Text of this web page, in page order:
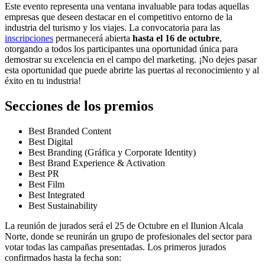
Este evento representa una ventana invaluable para todas aquellas
empresas que deseen destacar en el competitivo entorno de la
industria del turismo y los viajes. La convocatoria para las
inscripciones permanecerá abierta hasta el 16 de octubre,
otorgando a todos los participantes una oportunidad única para
demostrar su excelencia en el campo del marketing. ¡No dejes pasar
esta oportunidad que puede abrirte las puertas al reconocimiento y al
éxito en tu industria!
Secciones de los premios
Best Branded Content
Best Digital
Best Branding (Gráfica y Corporate Identity)
Best Brand Experience & Activation
Best PR
Best Film
Best Integrated
Best Sustainability
La reunión de jurados será el 25 de Octubre en el Ilunion Alcala
Norte, donde se reunirán un grupo de profesionales del sector para
votar todas las campañas presentadas. Los primeros jurados
confirmados hasta la fecha son: